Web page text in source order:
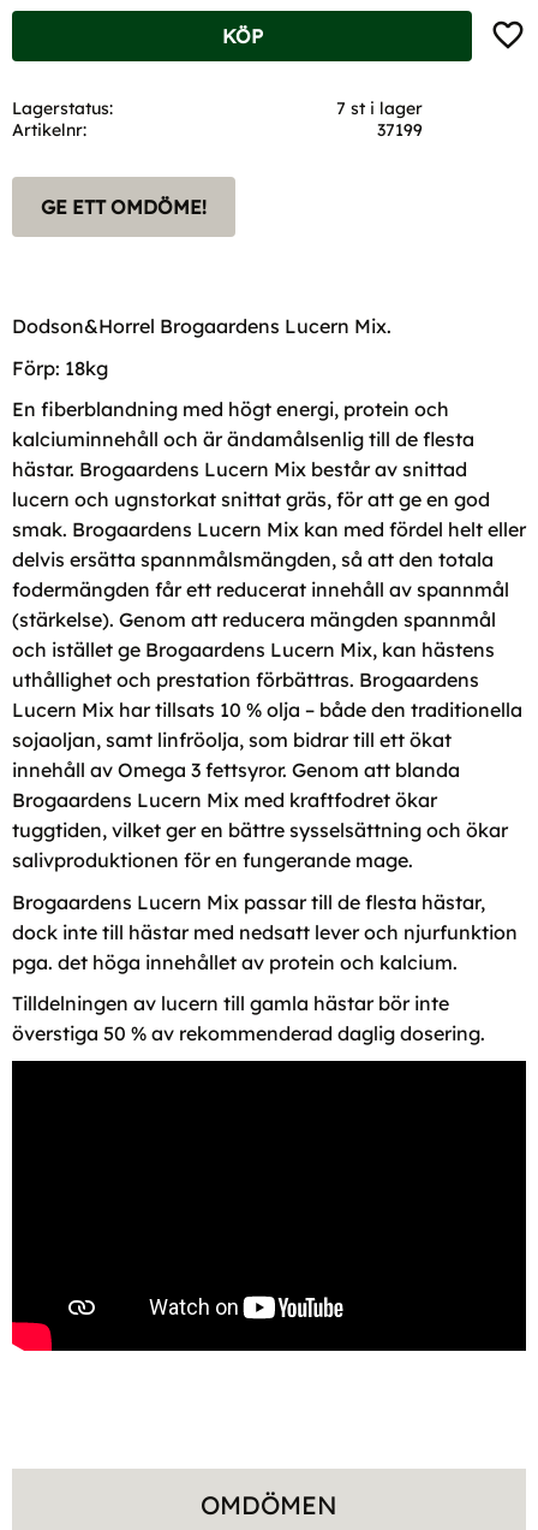
KÖP
Lagerstatus
7 st i lager
Artikelnr
37199
GE ETT OMDÖME!
Dodson&Horrel Brogaardens Lucern Mix.
Förp: 18kg
En fiberblandning med högt energi, protein och
kalciuminnehåll och är ändamålsenlig till de flesta
hästar. Brogaardens Lucern Mix består av snittad
lucern och ugnstorkat snittat gräs, för att ge en god
smak. Brogaardens Lucern Mix kan med fördel helt eller
delvis ersätta spannmålsmängden, så att den totala
fodermängden får ett reducerat innehåll av spannmål
(stärkelse). Genom att reducera mängden spannmål
och istället ge Brogaardens Lucern Mix, kan hästens
uthållighet och prestation förbättras. Brogaardens
Lucern Mix har tillsats 10 % olja – både den traditionella
sojaoljan, samt linfröolja, som bidrar till ett ökat
innehåll av Omega 3 fettsyror. Genom att blanda
Brogaardens Lucern Mix med kraftfodret ökar
tuggtiden, vilket ger en bättre sysselsättning och ökar
salivproduktionen för en fungerande mage.
Brogaardens Lucern Mix passar till de flesta hästar,
dock inte till hästar med nedsatt lever och njurfunktion
pga. det höga innehållet av protein och kalcium.
Tilldelningen av lucern till gamla hästar bör inte
överstiga 50 % av rekommenderad daglig dosering.
OMDÖMEN